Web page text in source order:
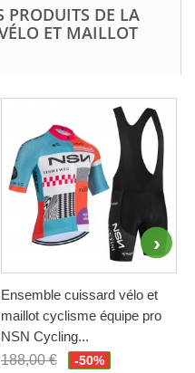
PRODUITS DE LA
ET MAILLOT
Ensemble cuissard vélo et
maillot cyclisme équipe pro
NSN Cycling...
188,00 €
-50%